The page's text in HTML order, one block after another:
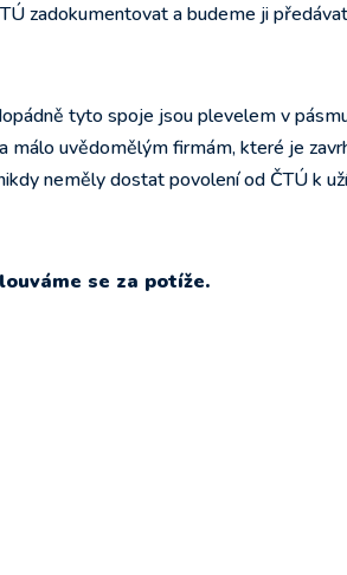
zadokumentovat a budeme ji
tyto spoje jsou plevelem v
málo uvědomělým firmám, které je
neměly dostat povolení od ČTÚ k
se za potíže.